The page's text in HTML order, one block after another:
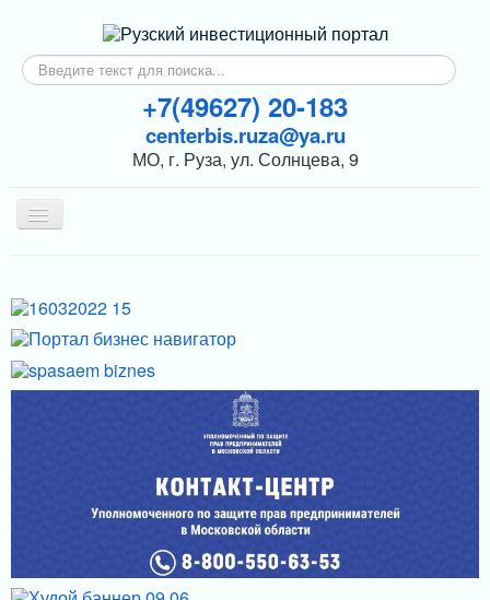
Искать...
+7(49627) 20-183
centerbis.ruza@ya.ru
МО, г. Руза, ул. Солнцева, 9
Включить/
выключить
ГЛАВНАЯ
НОВОСТИ
ИНВЕСТОРАМ
ИНФРАСТРУКТУРА ПОДДЕРЖКИ